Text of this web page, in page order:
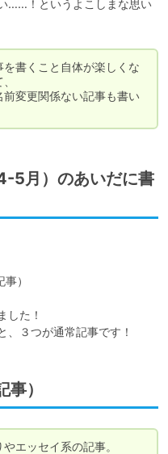
……！というよこしまな思い
を書くこと自体が楽しくな
前変更関係ない記事も書い
5月）のあいだに書
）
した！
、３つが通常記事です！
）
やエッセイ系の記事。